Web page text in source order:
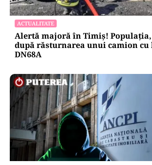
ACTUALITATE
Alertă majoră în Timiș! Populația,
după răsturnarea unui camion
DN68A